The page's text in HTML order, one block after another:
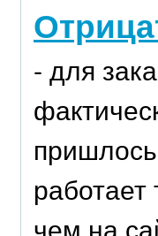
- для
чем на